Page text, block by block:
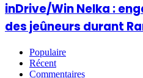
inDrive/Win Nelka :
des jeûneurs durant
Populaire
Récent
Commentaires